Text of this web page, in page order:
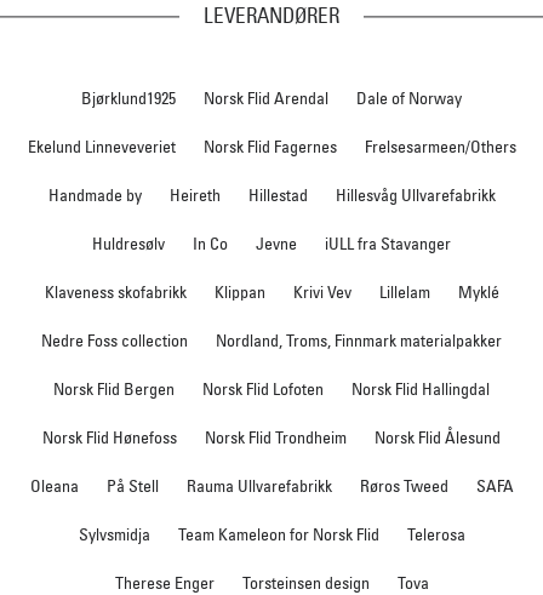
LEVERANDØRER
Bjørklund1925 Norsk Flid Arendal Dale of Norway
Ekelund Linneveveriet Norsk Flid Fagernes Frelsesarmeen/Others
Handmade by Heireth Hillestad Hillesvåg Ullvarefabrikk
Huldresølv In Co Jevne iULL fra Stavanger
Klaveness skofabrikk Klippan Krivi Vev Lillelam Myklé
Nedre Foss collection Nordland, Troms, Finnmark materialpakker
Norsk Flid Bergen Norsk Flid Lofoten Norsk Flid Hallingdal
Norsk Flid Hønefoss Norsk Flid Trondheim Norsk Flid Ålesund
Oleana På Stell Rauma Ullvarefabrikk Røros Tweed SAFA
Sylvsmidja Team Kameleon for Norsk Flid Telerosa
Therese Enger Torsteinsen design Tova